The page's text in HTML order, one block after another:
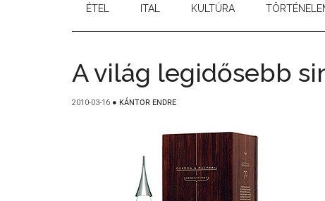
ÉTEL ITAL KULTÚRA
A világ legidősebb
2010-03-16 ● KÁNTOR ENDRE